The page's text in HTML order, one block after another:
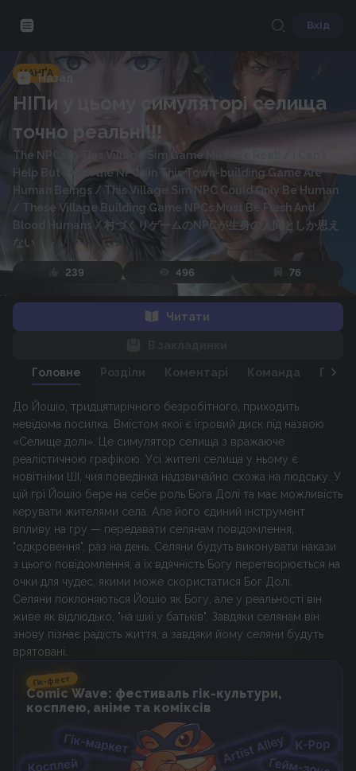
Вхід
Назад
МАНҐА
НІПи у цьому симуляторі селища
точно реальні!!!
The NPCs in This Village Sim Game Must Be Real! / I Can't
Help But Think the NPCs in This Town-building Game Are
Human Beings / This Village Sim NPC Could Only Be Human
/ These Village Building Game NPCs Must Be Flesh And
Blood Humans /村づくりゲームのNPCが生身の人間としか思え
ない
239 496 76
Читати
Головне Розділи Коментарі Команда
До Йошіо, тридцятирічного безробітного, приходить
невідома посилка. Вмістом якої є ігровий диск під назвою
«Селище долі». Це симулятор селища з вражаюче
реалістичною графікою. Усі жителі селища у ньому є
новітніми ШІ, чия поведінка надзвичайно схожа на людську. У
цій грі Йошіо бере на себе роль Бога Долі та має можливість
керувати жителями села. Але його єдиний інструмент
впливу на гру — передавати селянам повідомлення,
"одкровення", раз на день. Селяни будуть виконувати накази
з цього повідомлення, а їх вдячність Богу перетворюється на
очки для чудес, якими може скористатися Бог Долі.
Селяни поклоняються Йошіо як Богу, але у реальності він
живе як відлюдько, "на шиї у батьків". Завдяки селянам він
знову пізнає радість життя, а завдяки йому селяни будуть
врятовані.
Гік-фест
Comic Wave: фестиваль гік-культури,
косплею, аніме та коміксів